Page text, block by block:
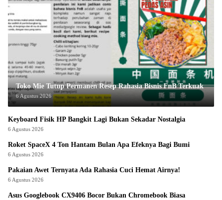
Toko Mie Tutup Permanen Resep Rahasia Bisnis FnB Terkuak
6 Agustus 2026
Keyboard Fisik HP Bangkit Lagi Bukan Sekadar Nostalgia
6 Agustus 2026
Roket SpaceX 4 Ton Hantam Bulan Apa Efeknya Bagi Bumi
6 Agustus 2026
Pakaian Awet Ternyata Ada Rahasia Cuci Hemat Airnya!
6 Agustus 2026
Asus Googlebook CX9406 Bocor Bukan Chromebook Biasa